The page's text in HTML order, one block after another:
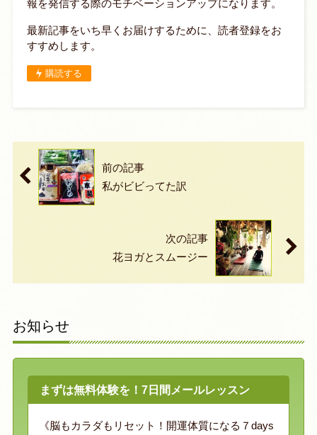
報を発信する際のモチベーションアップになります。
最新記事をいち早くお届けするために、読者登録をお
すすめします。
購読する
前の記事
私がビビってた訳
次の記事
花ヨガとスムージー
お知らせ
まずは無料体験を！7日間メールレッスン
《脳もカラダもリセット！開運体質になる７days